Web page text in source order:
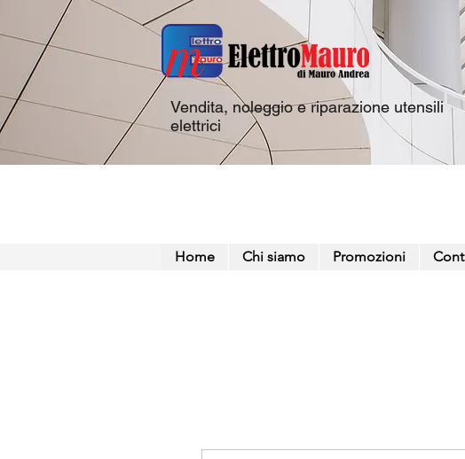
Vendita, noleggio e riparazione utensili
elettrici
Home Chi siamo Promozioni